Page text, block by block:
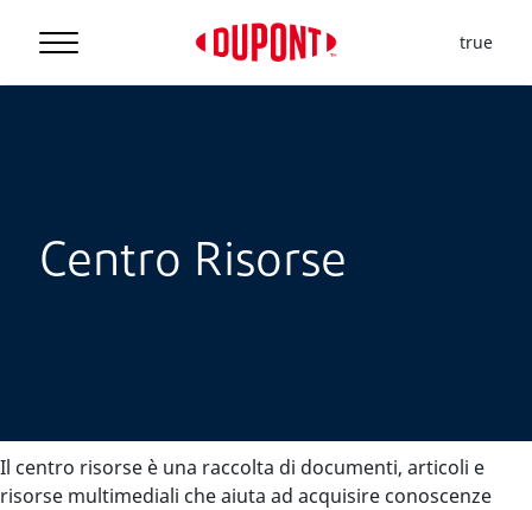
true
Centro Risorse
Il centro risorse è una raccolta di documenti, articoli e
risorse multimediali che aiuta ad acquisire conoscenze